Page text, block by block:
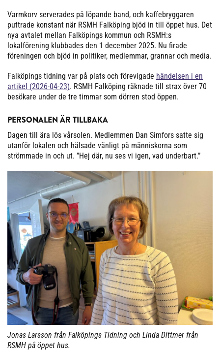
Varmkorv serverades på löpande band, och kaffebryggaren
puttrade konstant när RSMH Falköping bjöd in till öppet hus. Det
nya avtalet mellan Falköpings kommun och RSMH:s
lokalförening klubbades den 1 december 2025. Nu firade
föreningen och bjöd in politiker, medlemmar, grannar och media.
Falköpings tidning var på plats och förevigade händelsen i en
artikel (2026-04-23). RSMH Falköping räknade till strax över 70
besökare under de tre timmar som dörren stod öppen.
PERSONALEN ÄR TILLBAKA
Dagen till ära lös vårsolen. Medlemmen Dan Simfors satte sig
utanför lokalen och hälsade vänligt på människorna som
strömmade in och ut. ”Hej där, nu ses vi igen, vad underbart.”
Jonas Larsson från Falköpings Tidning och Linda Dittmer från
RSMH på öppet hus.